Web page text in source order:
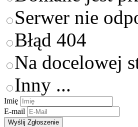
Serwer nie
Błąd 404
Na docelowej
Inny ...
Imię
E-mail